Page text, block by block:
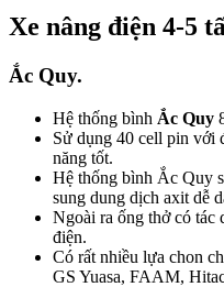
Xe nâng điện 4-5
Ắc Quy.
Hệ thống bình Ắc Quy
Sử dụng 40 cell pin với
năng tốt.
Hệ thống bình Ắc Quy
sung dung dịch axit dễ
Ngoài ra ống thở có tác
điện.
Có rất nhiều lựa chon
GS Yuasa, FAAM,